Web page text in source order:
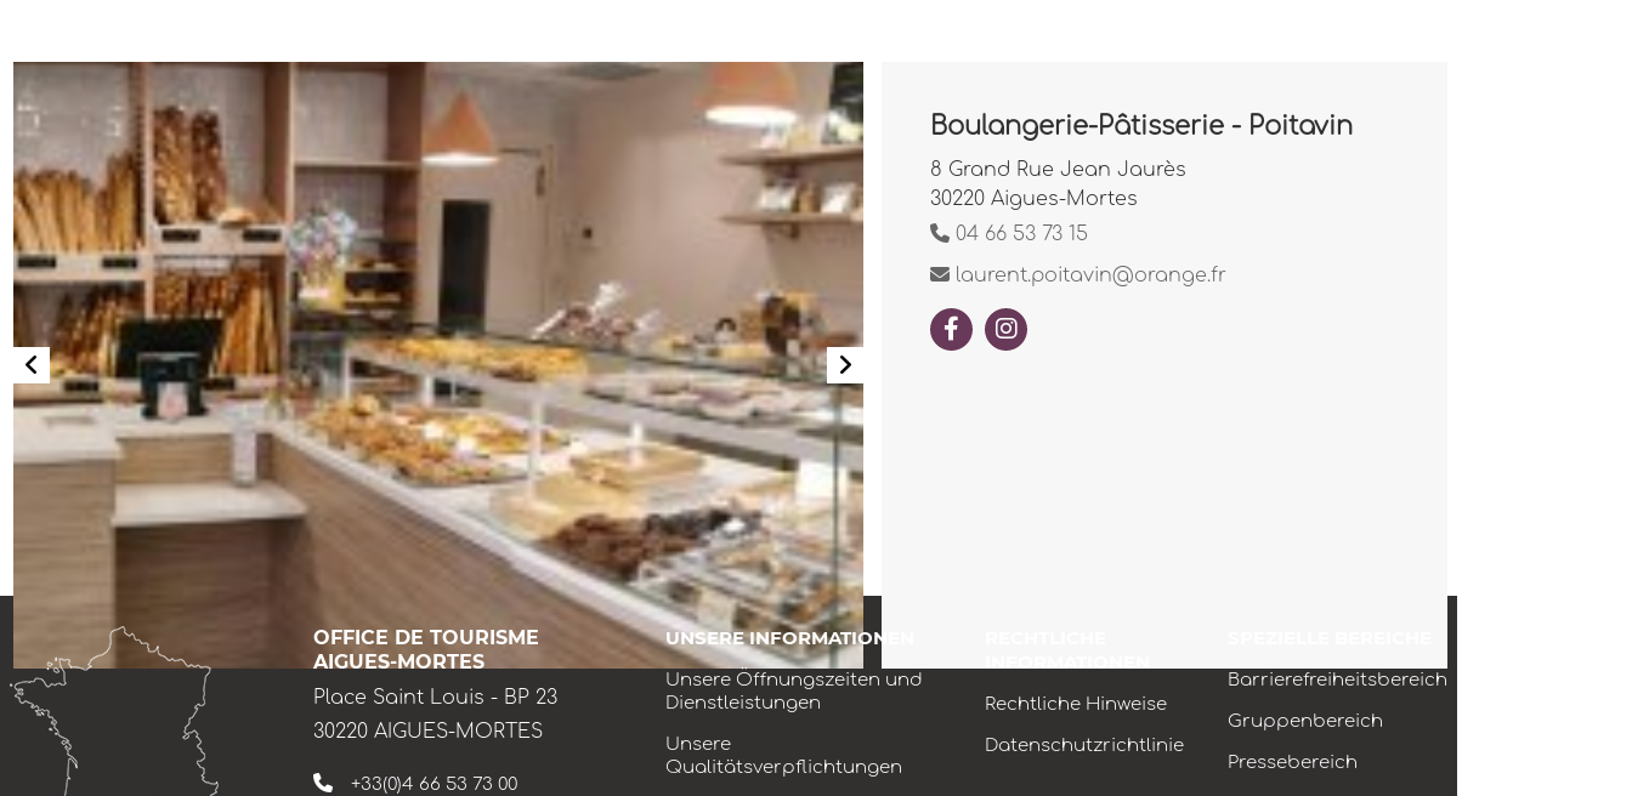
Boulangerie-Pâtisserie - Poitavin
8 Grand Rue Jean Jaurès
30220 Aigues-Mortes
04 66 53 73 15
laurent.poitavin@orange.fr
OFFICE DE TOURISME
AIGUES-MORTES
Place Saint Louis - BP 23
30220 AIGUES-MORTES
+33(0)4 66 53 73 00
UNSERE INFORMATIONEN
Unsere Öffnungszeiten und
Dienstleistungen
Unsere
Qualitätsverpflichtungen
Rechtliche Hinweise
Datenschutzrichtlinie
Barrierefreiheitsbereich
Gruppenbereich
Pressebereich